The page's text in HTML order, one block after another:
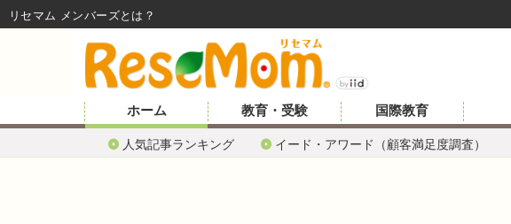
ホーム
人気記事ランキング イード・アワード（顧客満足度調査）
教育・受験 国際教育
リセマム メンバーズ